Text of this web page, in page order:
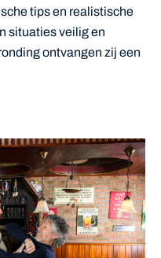
tips en realistische
situaties veilig en
ontvangen zij een